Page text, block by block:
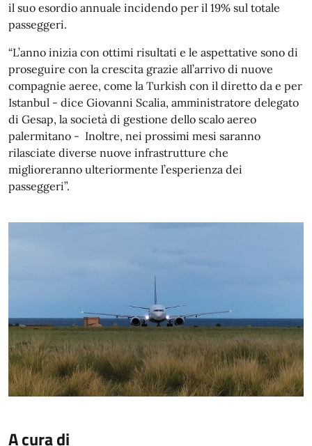
il suo esordio annuale incidendo per il 19% sul totale
passeggeri.
“L’anno inizia con ottimi risultati e le aspettative sono di
proseguire con la crescita grazie all’arrivo di nuove
compagnie aeree, come la Turkish con il diretto da e per
Istanbul - dice Giovanni Scalia, amministratore delegato
di Gesap, la società di gestione dello scalo aereo
palermitano - Inoltre, nei prossimi mesi saranno
rilasciate diverse nuove infrastrutture che
miglioreranno ulteriormente l’esperienza dei
passeggeri”.
A cura di